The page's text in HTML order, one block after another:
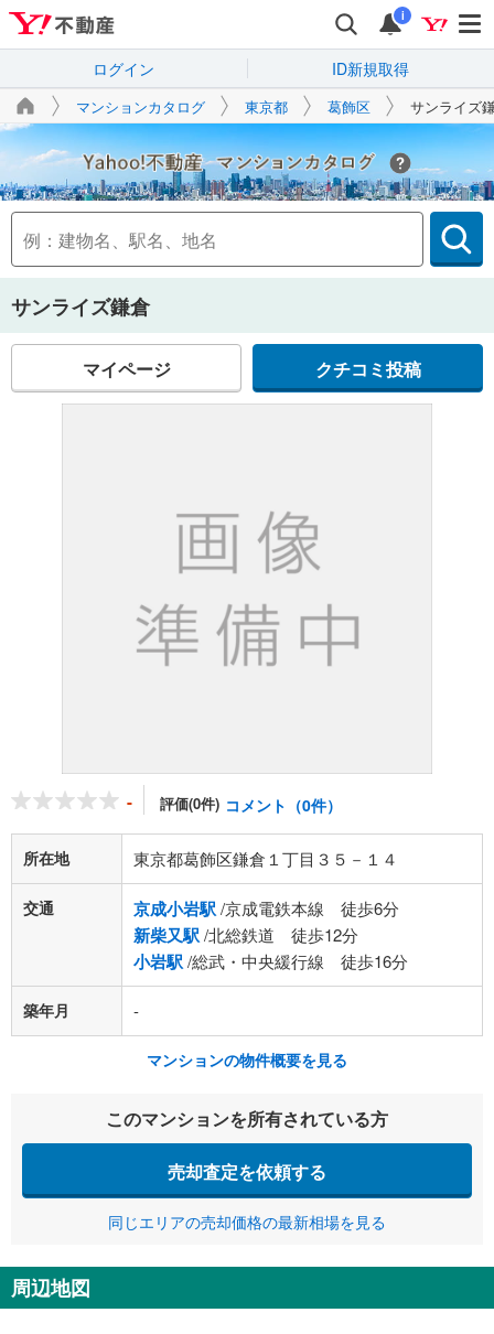
i
ログイン ID新規取得
マンションカタログ 東京都 葛飾区 サンライズ
Yahoo!不動産
サンライズ鎌倉
マイページ クチコミ投稿
- 評価(0件) コメント（0件）
所在地 東京都葛飾区鎌倉１丁目３５－１４
交通 京成小岩駅/京成電鉄本線 徒歩6分
新柴又駅/北総鉄道 徒歩12分
小岩駅/総武・中央緩行線 徒歩16分
築年月 -
マンションの物件概要を見る
このマンションを所有されている方
売却査定を依頼する
同じエリアの売却価格の最新相場を見る
周辺地図